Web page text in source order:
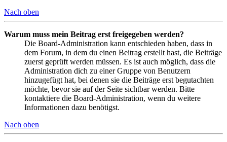
Nach oben
Warum muss mein Beitrag erst freigegeben werden?
Die Board-Administration kann entschieden haben, dass in
dem Forum, in dem du einen Beitrag erstellt hast, die Beiträge
zuerst geprüft werden müssen. Es ist auch möglich, dass die
Administration dich zu einer Gruppe von Benutzern
hinzugefügt hat, bei denen sie die Beiträge erst begutachten
möchte, bevor sie auf der Seite sichtbar werden. Bitte
kontaktiere die Board-Administration, wenn du weitere
Informationen dazu benötigst.
Nach oben